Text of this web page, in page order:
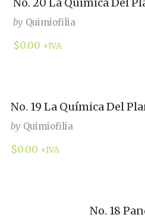
by Quimiofilia
$0.00 +IVA
No. 19 La Química Del
by Quimiofilia
$0.00 +IVA
No. 18